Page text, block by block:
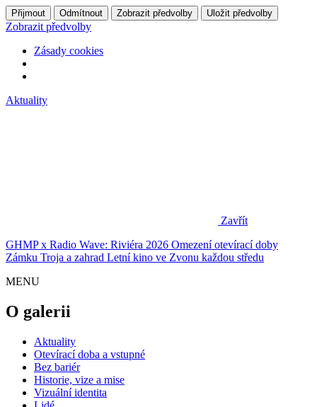
Přijmout Odmítnout Zobrazit předvolby Uložit předvolby
Zobrazit předvolby
Zásady cookies
Aktuality
Zavřít
GHMP x Radio Wave: Riviéra 2026 Omezení otevírací doby
Zámku Troja a zahrad Letní kino ve Zvonu každou středu
MENU
O galerii
Aktuality
Otevírací doba a vstupné
Bez bariér
Historie, vize a mise
Vizuální identita